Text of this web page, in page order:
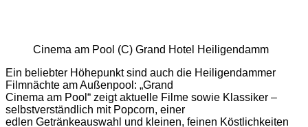
Cinema am Pool (C) Grand Hotel Heiligendamm
Ein beliebter Höhepunkt sind auch die Heiligendammer
Filmnächte am Außenpool: „Grand
Cinema am Pool“ zeigt aktuelle Filme sowie Klassiker –
selbstverständlich mit Popcorn, einer
edlen Getränkeauswahl und kleinen, feinen Köstlichkeiten